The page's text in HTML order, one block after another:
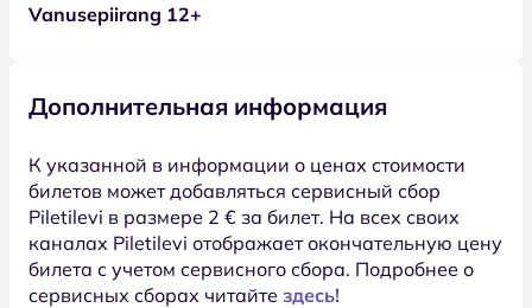
Vanusepiirang 12+
Дополнительная информация
К указанной в информации о ценах стоимости
билетов может добавляться сервисный сбор
Piletilevi в размере 2 € за билет. На всех своих
каналах Piletilevi отображает окончательную цену
билета с учетом сервисного сбора. Подробнее о
сервисных сборах читайте здесь!